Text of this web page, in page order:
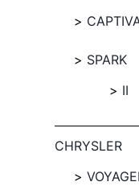
SPARK
II
CHRYSLER